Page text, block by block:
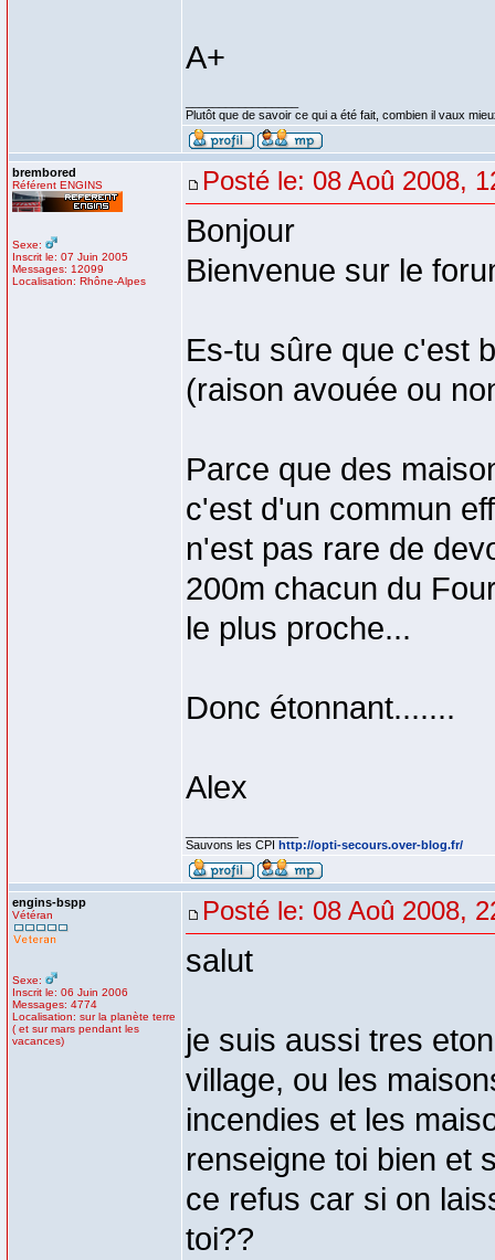
A+
Plutôt que de savoir ce qui a été fait, combien il vaux
brembored
Référent ENGINS
Sexe:
Inscrit le: 07 Juin 2005
Messages: 12099
Localisation: Rhône-Alpes
Posté le: 08 Aoû 2008,
Bonjour
Bienvenue sur le
Es-tu sûre que c'est
(raison avouée ou
Parce que des
c'est d'un commun
n'est pas rare de
200m chacun du
le plus proche...
Donc étonnant.......
Alex
Sauvons les CPI http://opti-secours.over-blog.fr/
engins-bspp
Vétéran
Sexe:
Inscrit le: 06 Juin 2006
Messages: 4774
Localisation: sur la planète terre
( et sur mars pendant les
vacances)
Posté le: 08 Aoû 2008,
salut
je suis aussi tres
village, ou les
incendies et les
renseigne toi bien et
ce refus car si on
toi??